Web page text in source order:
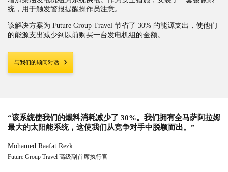
统，用于触发警报提醒操作员注意。
该解决方案为 Future Group Travel 节省了 30% 的能源支出，使他们
的能源支出减少到以前购买一台发电机组的金额。
与我们的顾问对话
“该系统使我们的燃料消耗减少了 30%。我们拥有全马萨阿拉姆
最大的太阳能系统，这使我们从竞争对手中脱颖而出。”
Mohamed Raafat Rezk
Future Group Travel 高级副首席执行官
“另外，它还帮助我们降低了成本，尤其是在国内燃料价格上涨
时。”
Mohamed Raafat Rezk
Future Group Travel 高级副首席执行官
“太阳能系统帮助我们将燃料成本降低到以前使用一台发电机的
成本。”
Mohamed Raafat Rezk
Future Group Travel 高级副首席执行官